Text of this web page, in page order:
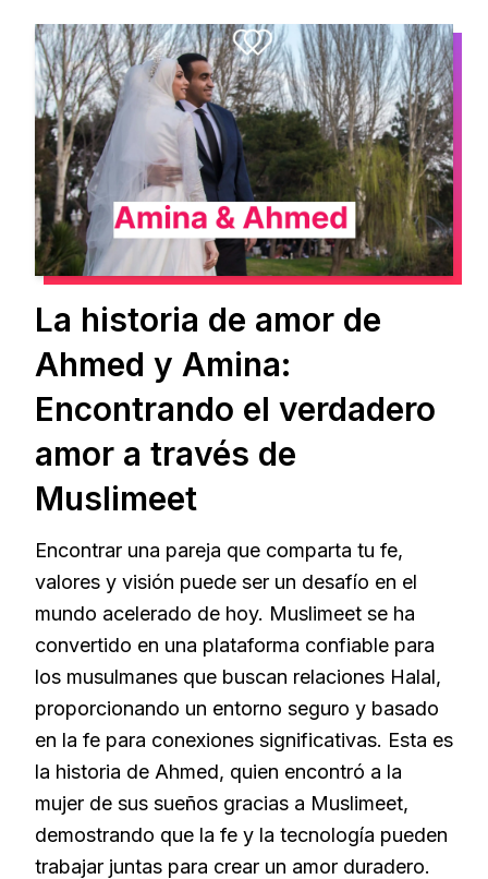
La historia de amor de
Ahmed y Amina:
Encontrando el verdadero
amor a través de
Muslimeet
Encontrar una pareja que comparta tu fe,
valores y visión puede ser un desafío en el
mundo acelerado de hoy. Muslimeet se ha
convertido en una plataforma confiable para
los musulmanes que buscan relaciones Halal,
proporcionando un entorno seguro y basado
en la fe para conexiones significativas. Esta es
la historia de Ahmed, quien encontró a la
mujer de sus sueños gracias a Muslimeet,
demostrando que la fe y la tecnología pueden
trabajar juntas para crear un amor duradero.